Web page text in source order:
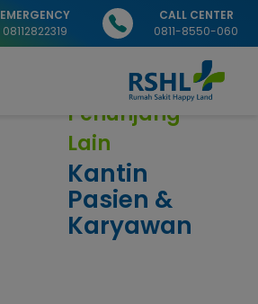
EMERGENCY
08112822319
CALL CENTER
0811-8550-060
Penunjang
Lain
Kantin
Pasien &
Karyawan